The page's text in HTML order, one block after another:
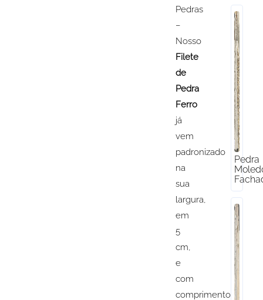
Pedras
–
Nosso
Filete
de
Pedra
Ferro
já
vem
padronizado
na
sua
largura,
em
5
cm,
e
com
comprimentos
Pedra